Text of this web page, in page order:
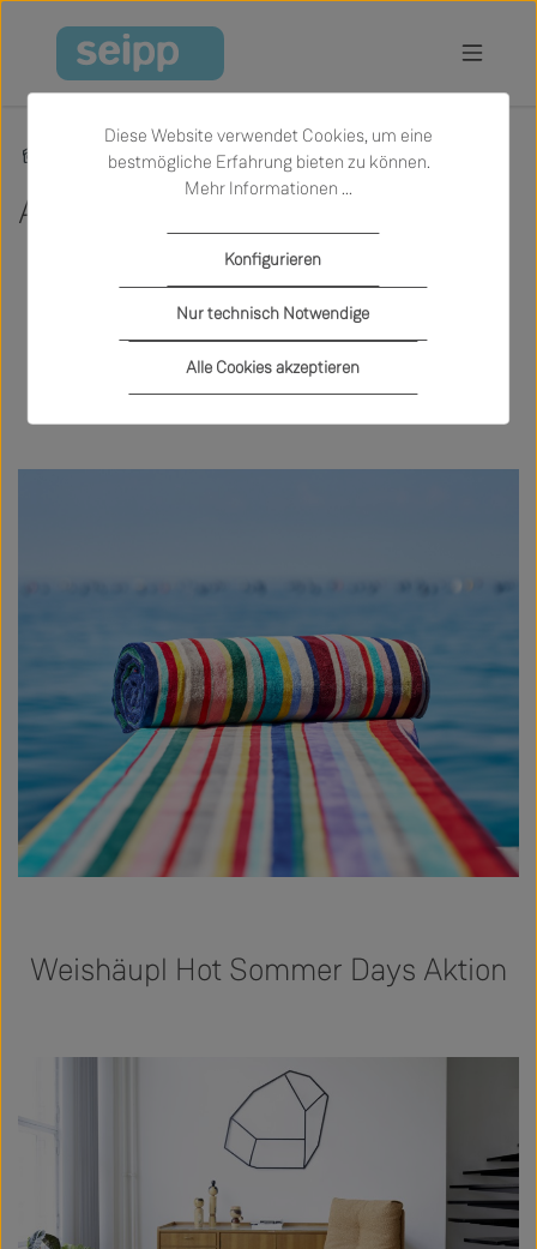
Zum Hauptinhalt springen
Inspiration Aktionen & Neuheiten
Aktionen & Neuheiten
alle anzeigen Aktionen
Aktuelles
Showroom Waldshut
Showroom Tiengen
Weishäupl Hot Sommer Days Aktion
Diese Website verwendet Cookies, um eine
bestmögliche Erfahrung bieten zu können.
Mehr Informationen ...
Nur technisch Notwendige
Konfigurieren
Alle Cookies akzeptieren